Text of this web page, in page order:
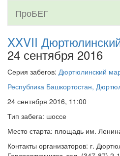
ПроБЕГ
XXVII
24 сентября 2016
Серия забегов: Дюртюлинский
Республика Башкортостан,
24 сентября 2016, 11:00
Тип забега: шоссе
Место старта: площадь им.
Контакты организаторов: г.